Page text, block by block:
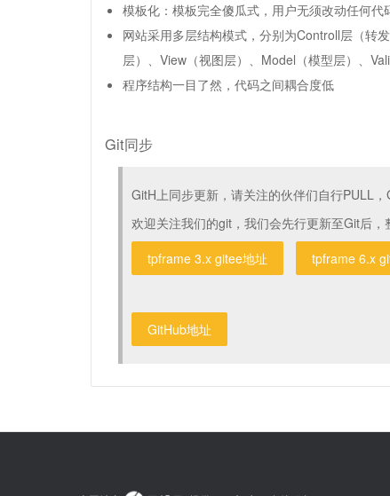
模板化：模板完全傻瓜式，用户无须改动任何
网站采用多层结构模式，分别为Controll层（转
层）、View（视图层）、Model（模型层）、
程序结构一目了然，代码之间耦合度低
Git同步
GitH上同步更新，请关注的伙伴们自行PULL
欢迎关注我们的git，我们会先行更新至Git后，
tpframe 3.x gitee地址
tpframe 6.x
GitHub地址